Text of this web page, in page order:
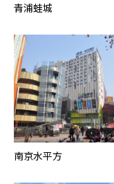
青浦蛙城
南京水平方